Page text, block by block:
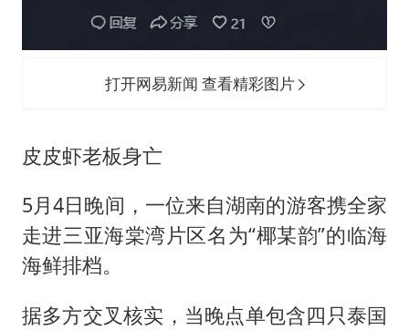
打开网易新闻 查看精彩图片
皮皮虾老板身亡
5月4日晚间，一位来自湖南的游客携全家
走进三亚海棠湾片区名为“椰某韵”的临海
海鲜排档。
据多方交叉核实，当晚点单包含四只泰国